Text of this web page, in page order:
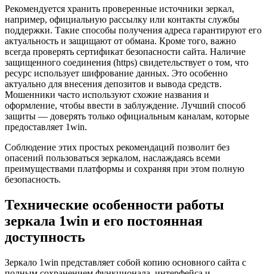
Рекомендуется хранить проверенные источники зеркал,
например, официальную рассылку или контакты службы
поддержки. Такие способы получения адреса гарантируют его
актуальность и защищают от обмана. Кроме того, важно
всегда проверять сертификат безопасности сайта. Наличие
защищенного соединения (https) свидетельствует о том, что
ресурс использует шифрование данных. Это особенно
актуально для внесения депозитов и вывода средств.
Мошенники часто используют схожие названия и
оформление, чтобы ввести в заблуждение. Лучший способ
защиты — доверять только официальным каналам, которые
предоставляет 1win.
Соблюдение этих простых рекомендаций позволит без
опасений пользоваться зеркалом, наслаждаясь всеми
преимуществами платформы и сохраняя при этом полную
безопасность.
Технические особенности работы
зеркала 1win и его постоянная
доступность
Зеркало 1win представляет собой копию основного сайта с